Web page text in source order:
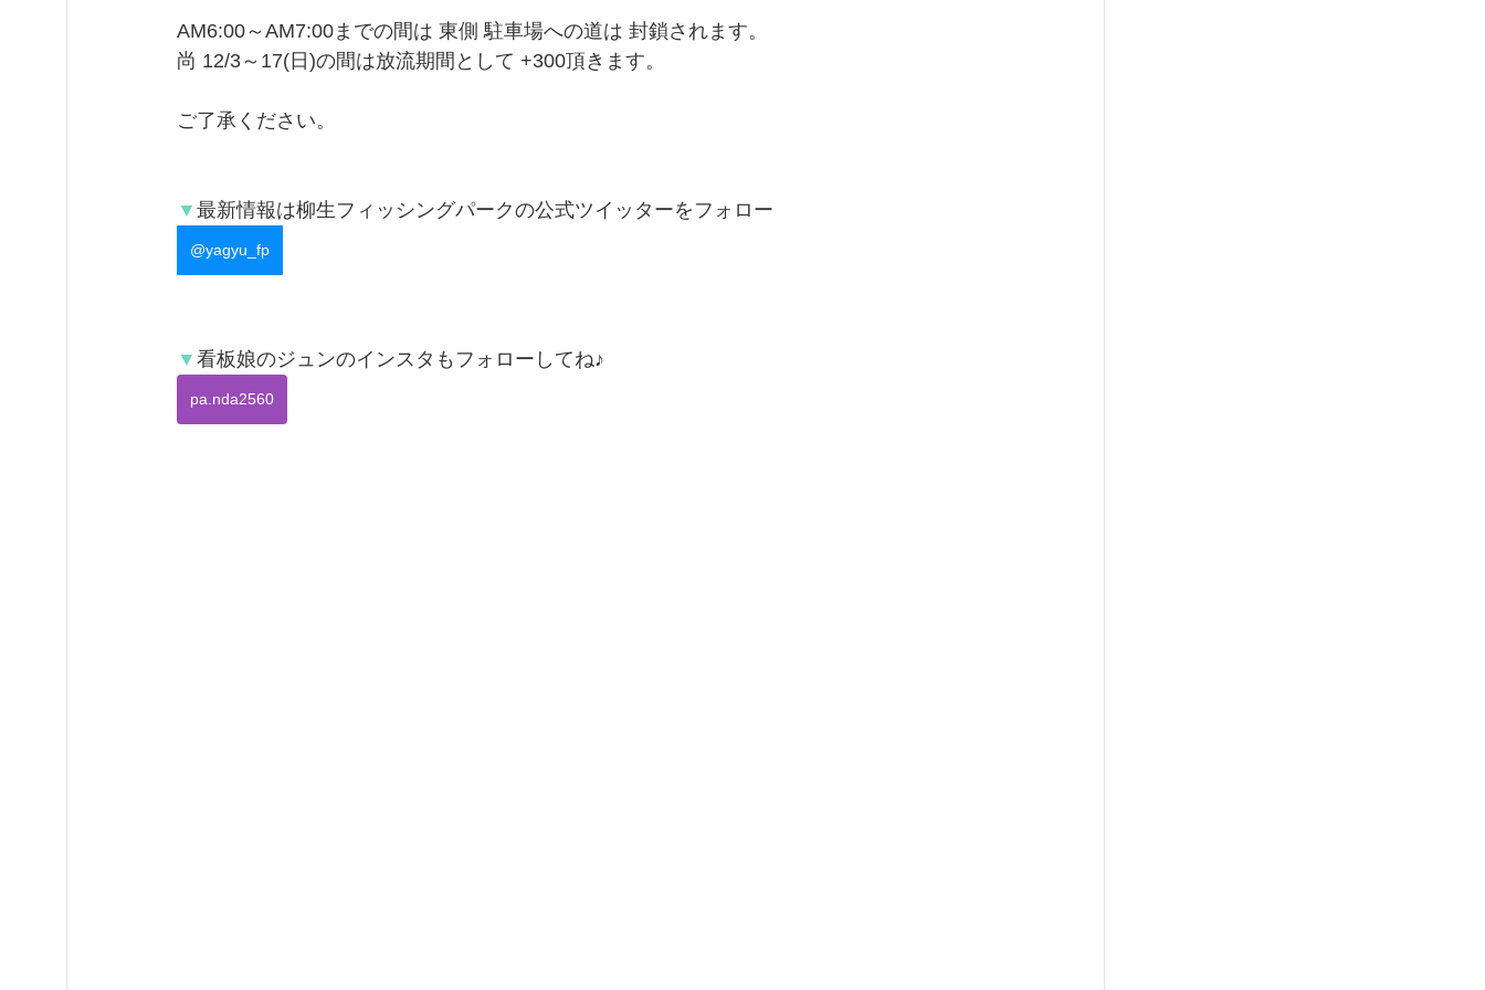
AM6:00～AM7:00までの間は 東側 駐車場への道は 封鎖されます。
尚 12/3～17(日)の間は放流期間として +300頂きます。
ご了承ください。
▼ 最新情報は柳生フィッシングパークの公式ツイッターをフォロー
@yagyu_fp
▼ 看板娘のジュンのインスタもフォローしてね♪
pa.nda2560